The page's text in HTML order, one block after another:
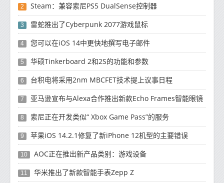
2 Steam：兼容索尼PS5 DualSense控制器
3 雷蛇推出了Cyber​​punk 2077游戏鼠标
4 您可以在iOS 14中更快地撰写电子邮件
5 华硕Tinkerboard 2和2S的功能和参数
6 台积电将采用2nm MBCFET技术提上议事日程
7 亚马逊宣布与Alexa合作推出新款Echo Frames智能眼镜
8 索尼正在开发类似“ Xbox Game Pass”的服务
9 苹果iOS 14.2.1修复了新iPhone 12机型的主要错误
10 AOC正在推出新产品类别：游戏设备
11 华米推出了新款智能手表Zepp Z